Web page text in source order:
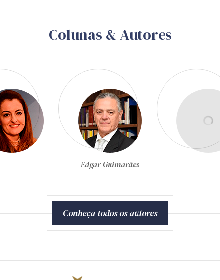
Colunas & Autores
Egon Bockmann Moreira
Conheça todos os autores